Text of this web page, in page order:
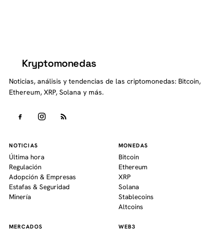
Kryptomonedas
Noticias, análisis y tendencias de las criptomonedas: Bitcoin,
Ethereum, XRP, Solana y más.
NOTICIAS
Última hora
Regulación
Adopción & Empresas
Estafas & Seguridad
Minería
MONEDAS
Bitcoin
Ethereum
XRP
Solana
Stablecoins
Altcoins
MERCADOS WEB3